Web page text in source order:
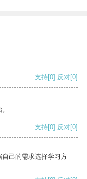
支持[0] 反对[0]
支持[0] 反对[0]
己的需求选择学习方